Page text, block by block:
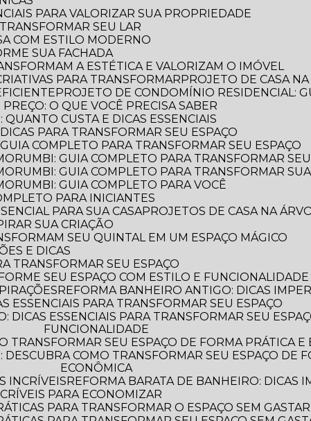
PARA VALORIZAR SUA PROPRIEDADE
SEU LAR
COM ESTILO MODERNO
SUA FACHADA
A ESTÉTICA E VALORIZAM O IMÓVEL
PARA TRANSFORMAR
PROJETO DE CASA
PROJETO DE CONDOMÍNIO RESIDENCIAL:
O QUE VOCÊ PRECISA SABER
CUSTA E DICAS ESSENCIAIS
PARA TRANSFORMAR SEU ESPAÇO
COMPLETO PARA TRANSFORMAR SEU ESPAÇO
GUIA COMPLETO PARA TRANSFORMAR
GUIA COMPLETO PARA TRANSFORMAR
GUIA COMPLETO PARA VOCÊ
PARA INICIANTES
PARA SUA CASA
PROJETOS DE CASA NA
SUA CRIAÇÃO
SEU QUINTAL EM UM ESPAÇO MÁGICO
E DICAS
TRANSFORMAR SEU ESPAÇO
SEU ESPAÇO COM ESTILO E FUNCIONALIDADE
REFORMA BANHEIRO ANTIGO: DICAS
ESSENCIAIS PARA TRANSFORMAR SEU ESPAÇO
FUNCIONALIDADE
TRANSFORMAR SEU ESPAÇO DE FORMA PRÁTICA E
ECONÔMICA
INCRÍVEIS
REFORMA BARATA DE BANHEIRO: DICAS
PARA ECONOMIZAR
PARA TRANSFORMAR O ESPAÇO SEM